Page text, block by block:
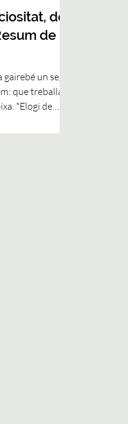
de
de
un segle
que treballar
*Elogi de
més profunditat.